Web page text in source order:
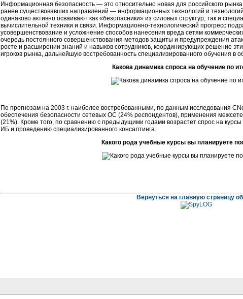
Информационная безопасность — это относительно новая для российского
ранее существовавших направлений — информационных технологий и
одинаково активно осваивают как «безопасники» из силовых структур, так и
вычислительной техники и связи. Информационно-технологический прогресс
усовершенствование и усложнение способов нанесения вреда сетям
очередь постоянного совершенствования методов защиты и предупреждения
росте и расширении знаний и навыков сотрудников, координирующих решение
игроков рынка, дальнейшую востребованность специализированного обучения в
Какова динамика спроса на обучение по
По прогнозам на 2003 г. наиболее востребованными, по данным исследования
обеспечения безопасности сетевых ОС (24% респондентов), применения
(21%). Кроме того, по сравнению с предыдущими годами возрастет спрос на
ИБ и проведению специализированного консалтинга.
Какого рода учебные курсы вы планируете
Вернуться на главную страницу